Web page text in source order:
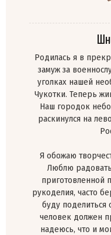
Родилась я в
замуж за
уголках нашей
Чукотки. Теперь
Наш городок
раскинулся на
Я обожаю
Люблю
рукоделия, часто
буду
человек должен
надеюсь, что и